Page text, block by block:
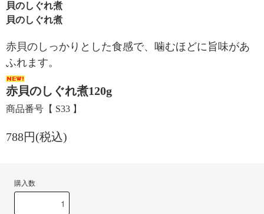
貝のしぐれ煮
貝のしぐれ煮
赤貝のしっかりとした食感で、噛むほどに旨味があ
ふれます。
赤貝のしぐれ煮120g
商品番号【 S33 】
788円(税込)
購入数